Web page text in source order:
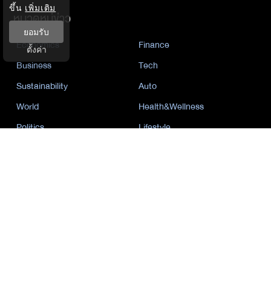
หมวดหมู่ข่าว
Economics
Finance
Business
Tech
Sustainability
Auto
World
Health&Wellness
Politics
Lifestyle
ขึ้น เพิ่มเติม
ยอมรับ
ตั้งค่า